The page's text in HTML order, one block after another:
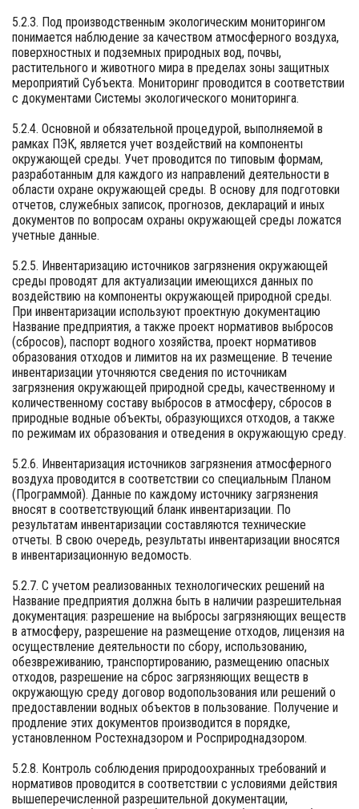
5.2.3. Под производственным экологическим мониторингом
понимается наблюдение за качеством атмосферного воздуха,
поверхностных и подземных природных вод, почвы,
растительного и животного мира в пределах зоны защитных
мероприятий Субъекта. Мониторинг проводится в соответствии
с документами Системы экологического мониторинга.
5.2.4. Основной и обязательной процедурой, выполняемой в
рамках ПЭК, является учет воздействий на компоненты
окружающей среды. Учет проводится по типовым формам,
разработанным для каждого из направлений деятельности в
области охране окружающей среды. В основу для подготовки
отчетов, служебных записок, прогнозов, деклараций и иных
документов по вопросам охраны окружающей среды ложатся
учетные данные.
5.2.5. Инвентаризацию источников загрязнения окружающей
среды проводят для актуализации имеющихся данных по
воздействию на компоненты окружающей природной среды.
При инвентаризации используют проектную документацию
Название предприятия, а также проект нормативов выбросов
(сбросов), паспорт водного хозяйства, проект нормативов
образования отходов и лимитов на их размещение. В течение
инвентаризации уточняются сведения по источникам
загрязнения окружающей природной среды, качественному и
количественному составу выбросов в атмосферу, сбросов в
природные водные объекты, образующихся отходов, а также
по режимам их образования и отведения в окружающую среду.
5.2.6. Инвентаризация источников загрязнения атмосферного
воздуха проводится в соответствии со специальным Планом
(Программой). Данные по каждому источнику загрязнения
вносят в соответствующий бланк инвентаризации. По
результатам инвентаризации составляются технические
отчеты. В свою очередь, результаты инвентаризации вносятся
в инвентаризационную ведомость.
5.2.7. С учетом реализованных технологических решений на
Название предприятия должна быть в наличии разрешительная
документация: разрешение на выбросы загрязняющих веществ
в атмосферу, разрешение на размещение отходов, лицензия на
осуществление деятельности по сбору, использованию,
обезвреживанию, транспортированию, размещению опасных
отходов, разрешение на сброс загрязняющих веществ в
окружающую среду договор водопользования или решений о
предоставлении водных объектов в пользование. Получение и
продление этих документов производится в порядке,
установленном Ростехнадзором и Росприроднадзором.
5.2.8. Контроль соблюдения природоохранных требований и
нормативов проводится в соответствии с условиями действия
вышеперечисленной разрешительной документации,